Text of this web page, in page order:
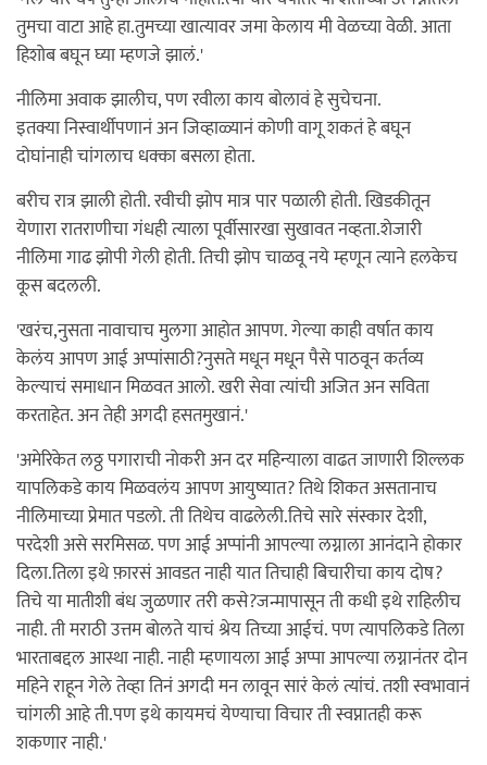
तुमचा वाटा आहे हा.तुमच्या खात्यावर जमा केलाय मी वेळच्या वेळी. आता
हिशोब बघून घ्या म्हणजे झालं.'
नीलिमा अवाक झालीच, पण रवीला काय बोलावं हे सुचेचना.
इतक्या निस्वार्थीपणानं अन जिव्हाळ्यानं कोणी वागू शकतं हे बघून
दोघांनाही चांगलाच धक्का बसला होता.
बरीच रात्र झाली होती. रवीची झोप मात्र पार पळाली होती. खिडकीतून
येणारा रातराणीचा गंधही त्याला पूर्वीसारखा सुखावत नव्हता.शेजारी
नीलिमा गाढ झोपी गेली होती. तिची झोप चाळवू नये म्हणून त्याने हलकेच
कूस बदलली.
'खरंच,नुसता नावाचाच मुलगा आहोत आपण. गेल्या काही वर्षात काय
केलंय आपण आई अप्पांसाठी?नुसते मधून मधून पैसे पाठवून कर्तव्य
केल्याचं समाधान मिळवत आलो. खरी सेवा त्यांची अजित अन सविता
करताहेत. अन तेही अगदी हसतमुखानं.'
'अमेरिकेत लठ्ठ पगाराची नोकरी अन दर महिन्याला वाढत जाणारी शिल्लक
यापलिकडे काय मिळवलंय आपण आयुष्यात? तिथे शिकत असतानाच
नीलिमाच्या प्रेमात पडलो. ती तिथेच वाढलेली.तिचे सारे संस्कार देशी,
परदेशी असे सरमिसळ. पण आई अप्पांनी आपल्या लग्नाला आनंदाने होकार
दिला.तिला इथे फ़ारसं आवडत नाही यात तिचाही बिचारीचा काय दोष?
तिचे या मातीशी बंध जुळणार तरी कसे?जन्मापासून ती कधी इथे राहिलीच
नाही. ती मराठी उत्तम बोलते याचं श्रेय तिच्या आईचं. पण त्यापलिकडे तिला
भारताबद्दल आस्था नाही. नाही म्हणायला आई अप्पा आपल्या लग्नानंतर दोन
महिने राहून गेले तेव्हा तिनं अगदी मन लावून सारं केलं त्यांचं. तशी स्वभावानं
चांगली आहे ती.पण इथे कायमचं येण्याचा विचार ती स्वप्नातही करू
शकणार नाही.'